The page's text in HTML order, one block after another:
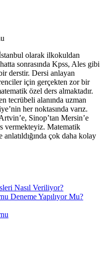
olarak ilkokuldan
sonrasında Kpss, Ales gibi
derstir. Dersi anlayan
için gerçekten zor bir
özel ders almaktadır.
tecrübeli alanında uzman
her noktasında varız.
Sinop’tan Mersin’e
vermekteyiz. Matematik
çok daha kolay
Nasıl Veriliyor?
Deneme Yapılıyor Mu?